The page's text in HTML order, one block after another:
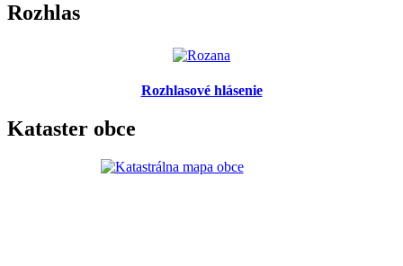
Rozhlas
Rozhlasové hlásenie
Kataster obce